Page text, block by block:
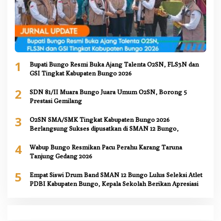
1
Bupati Bungo Resmi Buka Ajang Talenta O2SN, FLS3N dan
GSI Tingkat Kabupaten Bungo 2026
2
SDN 81/II Muara Bungo Juara Umum O2SN, Borong 5
Prestasi Gemilang
3
O2SN SMA/SMK Tingkat Kabupaten Bungo 2026
Berlangsung Sukses dipusatkan di SMAN 12 Bungo,
4
Wabup Bungo Resmikan Pacu Perahu Karang Taruna
Tanjung Gedang 2026
5
Empat Siswi Drum Band SMAN 12 Bungo Lulus Seleksi Atlet
PDBI Kabupaten Bungo, Kepala Sekolah Berikan Apresiasi